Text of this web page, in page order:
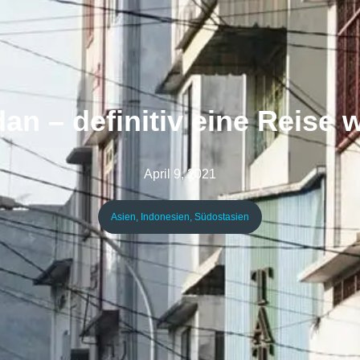
– definitiv eine Reise
April 9, 2021
Asien, Indonesien, Südostasien